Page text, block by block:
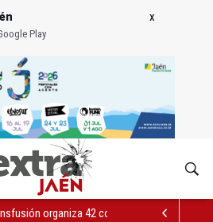
Play
organiza 42 colectas de sangre en la